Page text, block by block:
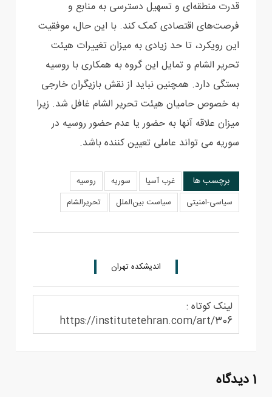
قدرت منطقه‌ای و ‏تسهیل دسترسی به منابع و
فرصت‌های اقتصادی کمک کند. با این حال، موفقیت
این رویکرد، تا حد زیادی ‏به میزان تغییرات هیئت
تحریر الشام و تمایل این گروه به همکاری با روسیه
بستگی دارد‎.‌‏ همچنین نباید از ‏نقش بازیگران خارجی
به خصوص حامیان هیئت تحریر الشام غافل شد. زیرا
میزان علاقه آنها به حضور یا ‏عدم حضور روسیه در
سوریه می تواند عاملی تعیین کننده باشد.
برچسب ها غرب آسیا سوریه
روسیه
سیاسی-امنیتی
سیاست بین‌الملل تحریرالشام
اندیشکده تهران
لینک کوتاه :
https://institutetehran.com/art/306
1 دیدگاه